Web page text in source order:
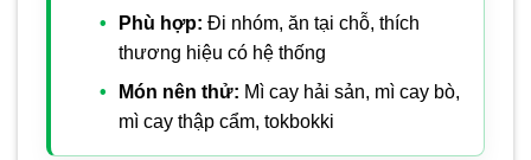
Phù hợp: Đi nhóm, ăn tại chỗ, thích
thương hiệu có hệ thống
Món nên thử: Mì cay hải sản, mì cay bò,
mì cay thập cẩm, tokbokki